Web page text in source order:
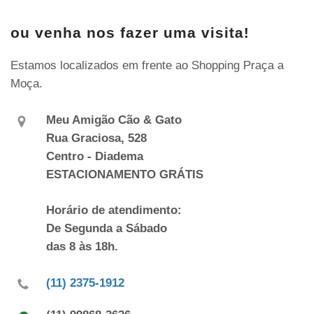
ou venha nos fazer uma visita!
Estamos localizados em frente ao Shopping Praça a
Moça.
Meu Amigão Cão & Gato
Rua Graciosa, 528
Centro - Diadema
ESTACIONAMENTO GRÁTIS
Horário de atendimento:
De Segunda a Sábado
das 8 às 18h.
(11) 2375-1912